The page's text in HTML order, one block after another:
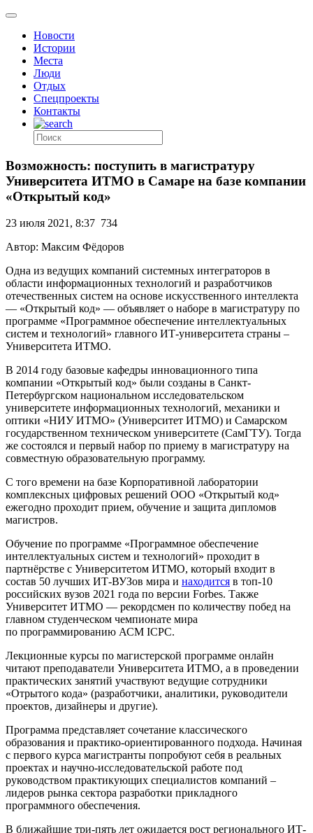
Новости
Истории
Места
Люди
Отдых
Спецпроекты
Контакты
Возможность: поступить в магистратуру
Университета ИТМО в Самаре на базе компании
«Открытый код»
23 июля 2021, 8:37 734
Автор: Максим Фёдоров
Одна из ведущих компаний системных интеграторов в
области информационных технологий и разработчиков
отечественных систем на основе искусственного интеллекта
— «Открытый код» — объявляет о наборе в магистратуру по
программе «Программное обеспечение интеллектуальных
систем и технологий» главного ИТ-университета страны –
Университета ИТМО.
В 2014 году базовые кафедры инновационного типа
компании «Открытый код» были созданы в Санкт-
Петербургском национальном исследовательском
университете информационных технологий, механики и
оптики «НИУ ИТМО» (Университет ИТМО) и Самарском
государственном техническом университете (СамГТУ). Тогда
же состоялся и первый набор по приему в магистратуру на
совместную образовательную программу.
С того времени на базе Корпоративной лаборатории
комплексных цифровых решений ООО «Открытый код»
ежегодно проходит прием, обучение и защита дипломов
магистров.
Обучение по программе «Программное обеспечение
интеллектуальных систем и технологий» проходит в
партнёрстве с Университетом ИТМО, который входит в
состав 50 лучших ИТ-ВУЗов мира и находится в топ-10
российских вузов 2021 года по версии Forbes. Также
Университет ИТМО — рекордсмен по количеству побед на
главном студенческом чемпионате мира
по программированию АСМ ICPC.
Лекционные курсы по магистерской программе онлайн
читают преподаватели Университета ИТМО, а в проведении
практических занятий участвуют ведущие сотрудники
«Отрытого кода» (разработчики, аналитики, руководители
проектов, дизайнеры и другие).
Программа представляет сочетание классического
образования и практико-ориентированного подхода. Начиная
с первого курса магистранты попробуют себя в реальных
проектах и научно-исследовательской работе под
руководством практикующих специалистов компаний –
лидеров рынка сектора разработки прикладного
программного обеспечения.
В ближайшие три-пять лет ожидается рост регионального ИТ-